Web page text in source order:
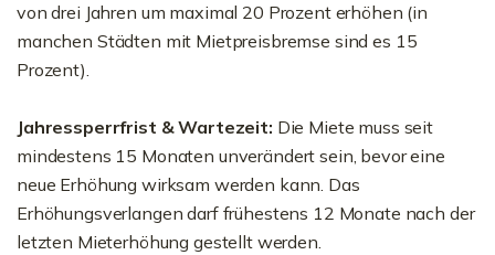
von drei Jahren um maximal 20 Prozent erhöhen (in
manchen Städten mit Mietpreisbremse sind es 15
Prozent).
Jahressperrfrist & Wartezeit: Die Miete muss seit
mindestens 15 Monaten unverändert sein, bevor eine
neue Erhöhung wirksam werden kann. Das
Erhöhungsverlangen darf frühestens 12 Monate nach der
letzten Mieterhöhung gestellt werden.